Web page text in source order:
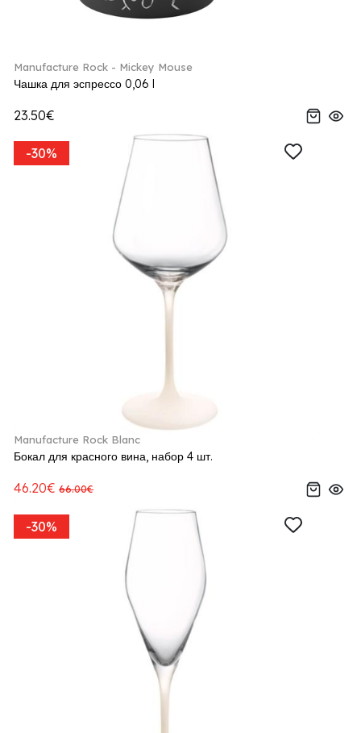
Manufacture Rock - Mickey Mouse
Чашка для эспрессо 0,06 l
23.50€
-30%
Manufacture Rock Blanc
Бокал для красного вина, набор 4 шт.
46.20€ 66.00€
-30%